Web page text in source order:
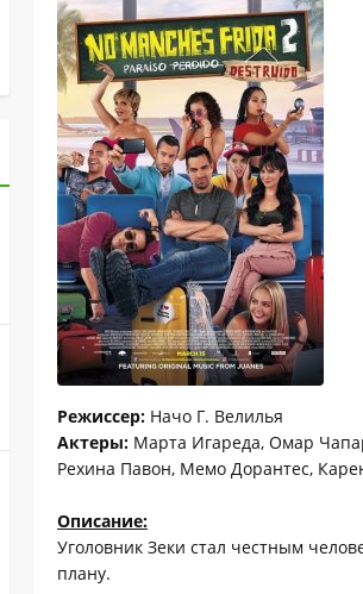
Режиссер: Начо Г. Велилья
Актеры: Марта Игареда, Омар
Рехина Павон, Мемо Дорантес,
Описание:
Уголовник Зеки стал честным
плану.